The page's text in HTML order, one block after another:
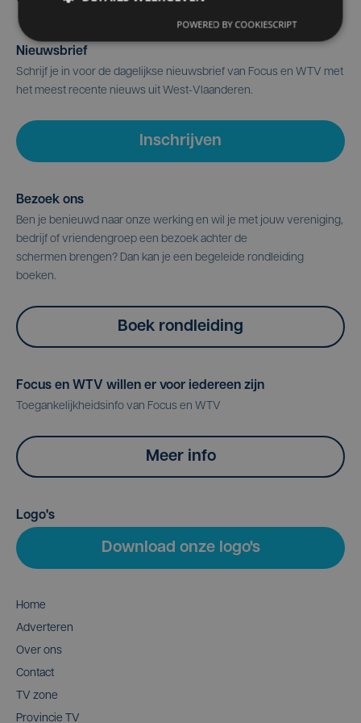
Nieuwsbrief
Schrijf je in voor de dagelijkse nieuwsbrief van Focus en WTV met
het meest recente nieuws uit West-Vlaanderen.
Inschrijven
Bezoek ons
Ben je benieuwd naar onze werking en wil je met jouw vereniging,
bedrijf of vriendengroep een bezoek achter de
schermen brengen? Dan kan je een begeleide rondleiding
boeken.
Boek rondleiding
Focus en WTV willen er voor iedereen zijn
Toegankelijkheidsinfo van Focus en WTV
Meer info
Logo's
Download onze logo's
Home
Adverteren
Over ons
Contact
TV zone
Provincie TV
POWERED BY COOKIESCRIPT